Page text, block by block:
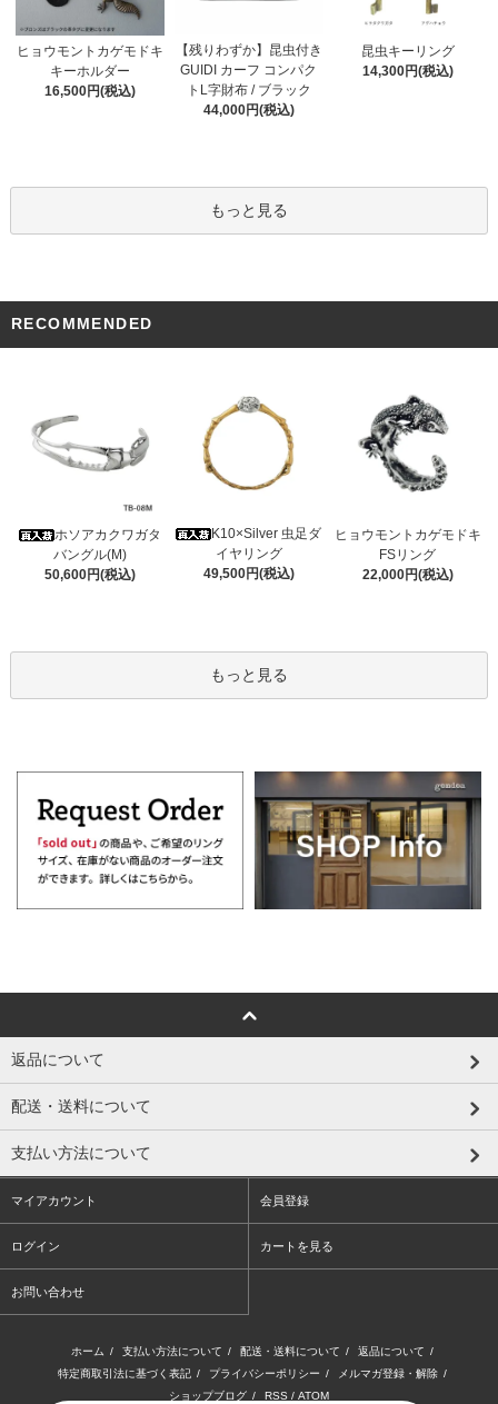
ヒョウモントカゲモドキ
キーホルダー
16,500円(税込)
【残りわずか】昆虫付き
GUIDI カーフ コンパク
トL字財布 / ブラック
44,000円(税込)
昆虫キーリング
14,300円(税込)
もっと見る
RECOMMENDED
ホソアカクワガタ
バングル(M)
50,600円(税込)
K10×Silver 虫足ダ
イヤリング
49,500円(税込)
ヒョウモントカゲモドキ
FSリング
22,000円(税込)
もっと見る
返品について
配送・送料について
支払い方法について
マイアカウント 会員登録
ログイン カートを見る
お問い合わせ
ホーム / 支払い方法について / 配送・送料について / 返品について /
特定商取引法に基づく表記 / プライバシーポリシー / メルマガ登録・解除 /
ショップブログ / RSS / ATOM